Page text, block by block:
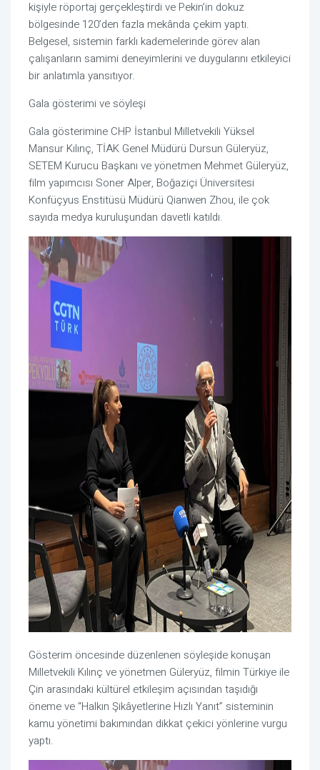
kişiyle röportaj gerçekleştirdi ve Pekin’in dokuz
bölgesinde 120’den fazla mekânda çekim yaptı.
Belgesel, sistemin farklı kademelerinde görev alan
çalışanların samimi deneyimlerini ve duygularını etkileyici
bir anlatımla yansıtıyor.
Gala gösterimi ve söyleşi
Gala gösterimine CHP İstanbul Milletvekili Yüksel
Mansur Kılınç, TİAK Genel Müdürü Dursun Güleryüz,
SETEM Kurucu Başkanı ve yönetmen Mehmet Güleryüz,
film yapımcısı Soner Alper, Boğaziçi Üniversitesi
Konfüçyus Enstitüsü Müdürü Qianwen Zhou, ile çok
sayıda medya kuruluşundan davetli katıldı.
Gösterim öncesinde düzenlenen söyleşide konuşan
Milletvekili Kılınç ve yönetmen Güleryüz, filmin Türkiye ile
Çin arasındaki kültürel etkileşim açısından taşıdığı
öneme ve “Halkın Şikâyetlerine Hızlı Yanıt” sisteminin
kamu yönetimi bakımından dikkat çekici yönlerine vurgu
yaptı.